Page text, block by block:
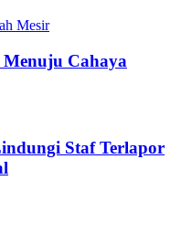
Cahaya
Staf Terlapor